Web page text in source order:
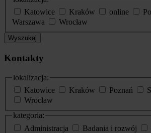
Katowice
Kraków online
Warszawa
Wrocław
Wyszukaj
Kontakty
lokalizacja:
Katowice
Kraków Poznań
Wrocław
kategoria:
Administracja
Badania i rozwój